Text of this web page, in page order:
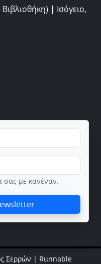
| Ισόγειο,
σας με κανέναν.
Σερρών | Runnable